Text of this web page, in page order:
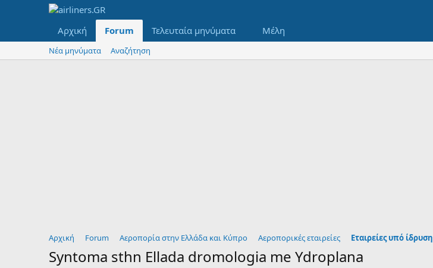
Αρχική Forum Τελευταία μηνύματα Μέλη
Νέα μηνύματα Αναζήτηση
Αρχική Forum Αεροπορία στην Ελλάδα και Κύπρο Αεροπορικές εταιρείες Εταιρείες υπό ίδρυση
Syntoma sthn Ellada dromologia me Ydroplana